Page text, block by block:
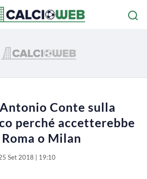
Antonio Conte sulla
perché accetterebbe
o Milan
Set 2018 | 19:10